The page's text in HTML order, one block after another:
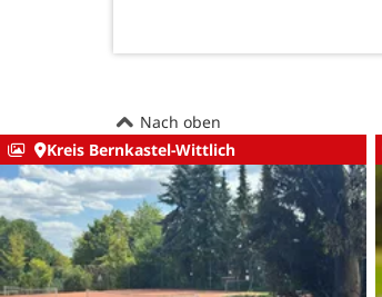
Nach oben
Kreis Bernkastel-Wittlich